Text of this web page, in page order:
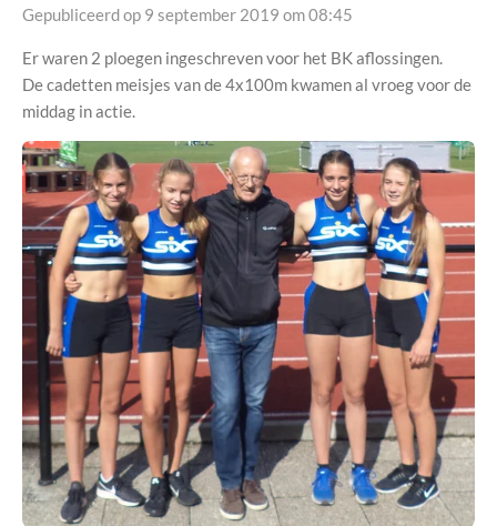
Gepubliceerd op 9 september 2019 om 08:45
Er waren 2 ploegen ingeschreven voor het BK aflossingen.
De cadetten meisjes van de 4x100m kwamen al vroeg voor de
middag in actie.